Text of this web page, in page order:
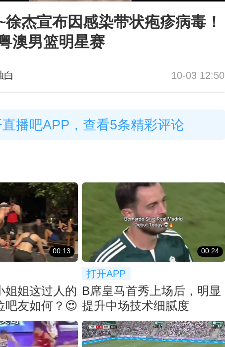
徐杰宣布因感染带状疱疹病毒！
澳男篮明星赛
白 10-03 12:50
播吧APP，查看5条精彩评论
00:13
姐姐这过人的
吧友如何？😍
00:24
打开APP
B席皇马首秀上场后，明显
提升中场技术细腻度